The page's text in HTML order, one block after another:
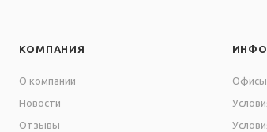
КОМПАНИЯ
О компании
Новости
Отзывы
Офисы